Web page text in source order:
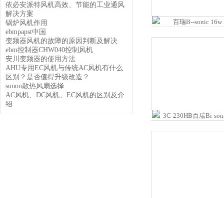
依必安派特风机高效、节能的工业通风
解决方案
锅炉风机作用
ebmpapst中国
变频器风机的故障的原因判断及解决
ebm控制器CHW040控制风机
安川变频器的使用方法
AHU专用EC风机与传统AC风机有什么
区别？是否值得升级改造？
sunon散热风扇选择
AC风机、DC风机、EC风机的区别及介
绍